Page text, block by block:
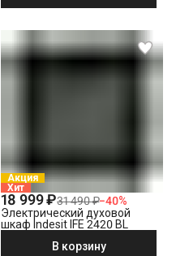
Акция
Хит
18 999 ₽31 490 ₽−40%
Электрический духовой
шкаф Indesit IFE 2420 BL
В корзину